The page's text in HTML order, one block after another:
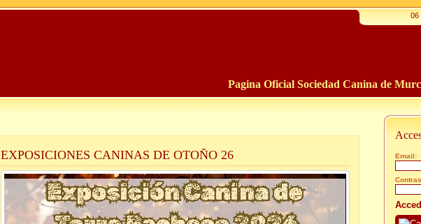
06
Pagina Oficial Sociedad Canina de
EXPOSICIONES CANINAS DE OTOÑO 26 Email: